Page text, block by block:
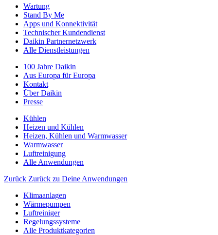
Wartung
Stand By Me
Apps und Konnektivität
Technischer Kundendienst
Daikin Partnernetzwerk
Alle Dienstleistungen
100 Jahre Daikin
Aus Europa für Europa
Kontakt
Über Daikin
Presse
Kühlen
Heizen und Kühlen
Heizen, Kühlen und Warmwasser
Warmwasser
Luftreinigung
Alle Anwendungen
Zurück Zurück zu Deine Anwendungen
Klimaanlagen
Wärmepumpen
Luftreiniger
Regelungssysteme
Alle Produktkategorien